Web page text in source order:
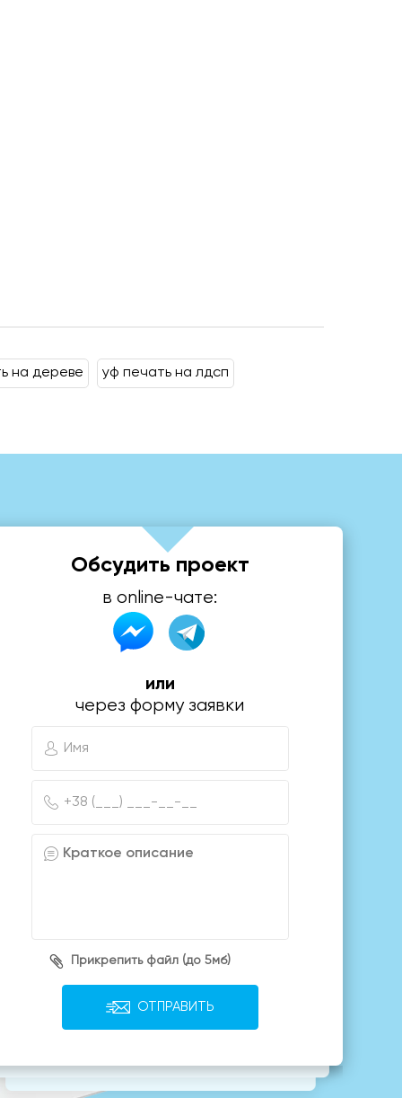
на дереве уф печать на лдсп
Обсудить проект
в online-чате:
или
через форму заявки
Прикрепить файл (до 5мб)
ОТПРАВИТЬ